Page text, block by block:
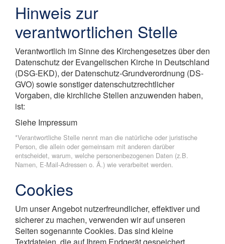
Hinweis zur
verantwortlichen Stelle
Verantwortlich im Sinne des Kirchengesetzes über den
Datenschutz der Evangelischen Kirche in Deutschland
(DSG-EKD), der Datenschutz-Grundverordnung (DS-
GVO) sowie sonstiger datenschutzrechtlicher
Vorgaben, die kirchliche Stellen anzuwenden haben,
ist:
Siehe Impressum
*Verantwortliche Stelle nennt man die natürliche oder juristische
Person, die allein oder gemeinsam mit anderen darüber
entscheidet, warum, welche personenbezogenen Daten (z.B.
Namen, E-Mail-Adressen o. Ä.) wie verarbeitet werden.
Cookies
Um unser Angebot nutzerfreundlicher, effektiver und
sicherer zu machen, verwenden wir auf unseren
Seiten sogenannte Cookies. Das sind kleine